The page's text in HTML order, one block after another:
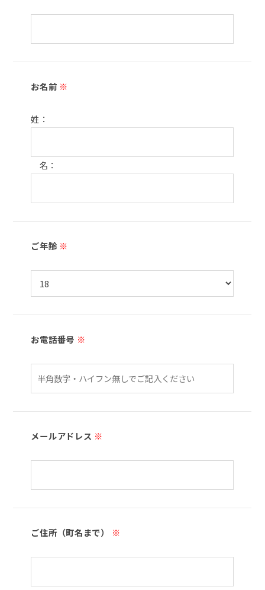
お名前 ※
姓：
名：
ご年齢 ※
お電話番号 ※
メールアドレス ※
ご住所（町名まで） ※